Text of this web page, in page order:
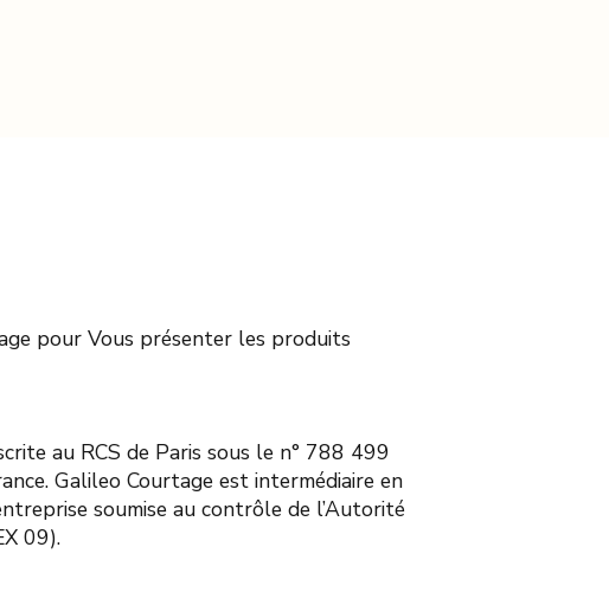
pour Vous présenter les produits
au RCS de Paris sous le n° 788 499
Galileo Courtage est intermédiaire en
soumise au contrôle de l’Autorité
09).